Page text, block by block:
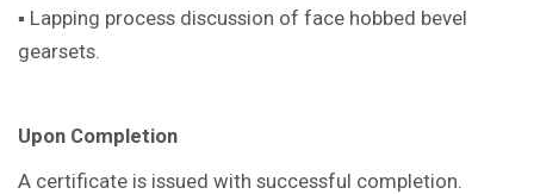
▪ Lapping process discussion of face hobbed bevel
gearsets.
Upon Completion
A certificate is issued with successful completion.